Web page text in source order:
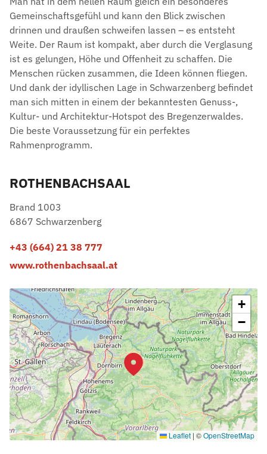
Gemeinschaftsgefühl und kann den Blick zwischen
drinnen und draußen schweifen lassen – es entsteht
Weite. Der Raum ist kompakt, aber durch die Verglasung
ist es gelungen, Höhe und Offenheit zu schaffen. Die
Menschen rücken zusammen, die Ideen können fliegen.
Und dank der idyllischen Lage in Schwarzenberg befindet
man sich mitten in einem der bekanntesten Genuss-,
Kultur- und Architektur-Hotspot des Bregenzerwaldes.
Die beste Voraussetzung für ein perfektes
Rahmenprogramm.
ROTHENBACHSAAL
Brand 1003
6867 Schwarzenberg
+43 (664) 21 38 777​
www.rothenbachsaal.at​
+
−
Leaflet | ©OpenStreetMap